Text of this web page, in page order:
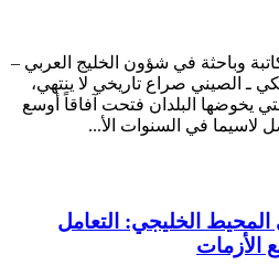
وباحثة في شؤون الخليج العربي –
ـ الصيني صراع تاريخي لا ينتهي،
يخوضها البلدان فتحت آفاقاً أوسع
لاسيما في السنوات الأ...
المحيط الخليجي: التعامل
الأزمات